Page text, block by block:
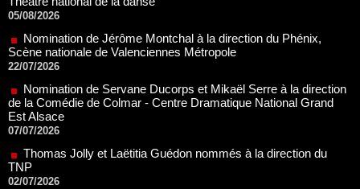
Nomination de Jérôme Montchal à la direction du Phénix,
22/07/2026
Nomination de Servane Ducorps et Mikaël Serre à la direction
Est Alsace
07/07/2026
Thomas Jolly et Laëtitia Guédon nommés à la direction du
02/07/2026
Fonds SACD Théâtre : les lauréats 2026